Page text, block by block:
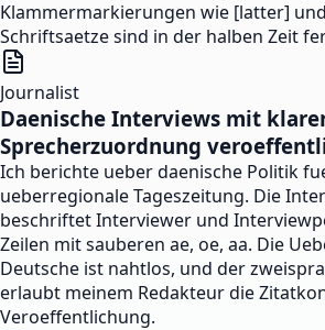
Klammermarkierungen wie [latter]
Schriftsaetze sind in der halben Zeit
Journalist
Daenische Interviews mit
Sprecherzuordnung
Ich berichte ueber daenische Politik
ueberregionale Tageszeitung. Die
beschriftet Interviewer und
Zeilen mit sauberen ae, oe, aa. Die
Deutsche ist nahtlos, und der
erlaubt meinem Redakteur die
Veroeffentlichung.